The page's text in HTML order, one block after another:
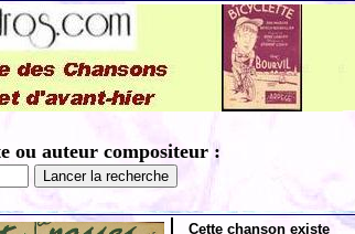
ou auteur compositeur :
Cette chanson existe